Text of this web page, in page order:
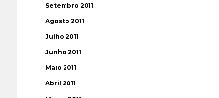
Setembro 2011
Agosto 2011
Julho 2011
Junho 2011
Maio 2011
Abril 2011